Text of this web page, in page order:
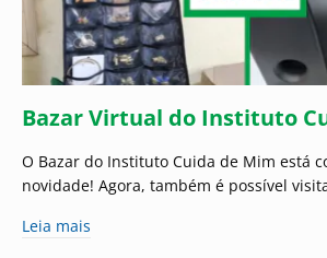
Bazar Virtual do Instituto
O Bazar do Instituto Cuida de Mim está
novidade! Agora, também é possível
Leia mais